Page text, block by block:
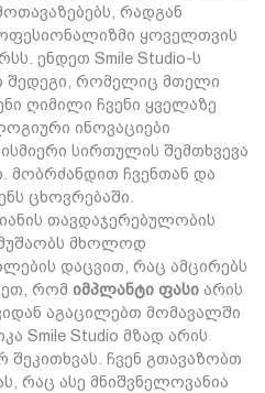
რადგან
ყოველთვის
ენდეთ Smile Studio-ს
შედეგი, რომელიც მთელი
ღიმილი ჩვენი ყველაზე
ინოვაციები
სირთულის შემთხვევა
ჩვენთან და
ცხოვრებაში.
თავდაჯერებულობის
მუშაობს მხოლოდ
დაცვით, რაც ამცირებს
რომ იმპლანტი ფასი არის
აგაცილებთ მომავალში
Smile Studio მზად არის
შეკითხვას. ჩვენ გთავაზობთ
რაც ასე მნიშვნელოვანია